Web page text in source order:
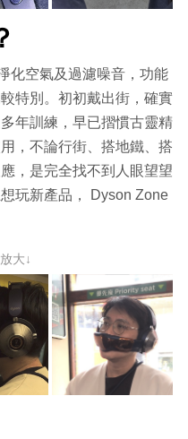
化空氣及過濾噪音，功能
特別。初初戴出街，確實
年訓練，早已摺慣古靈精
，不論行街、搭地鐵、搭
，是完全找不到人眼望望
玩新產品， Dyson Zone
大↓